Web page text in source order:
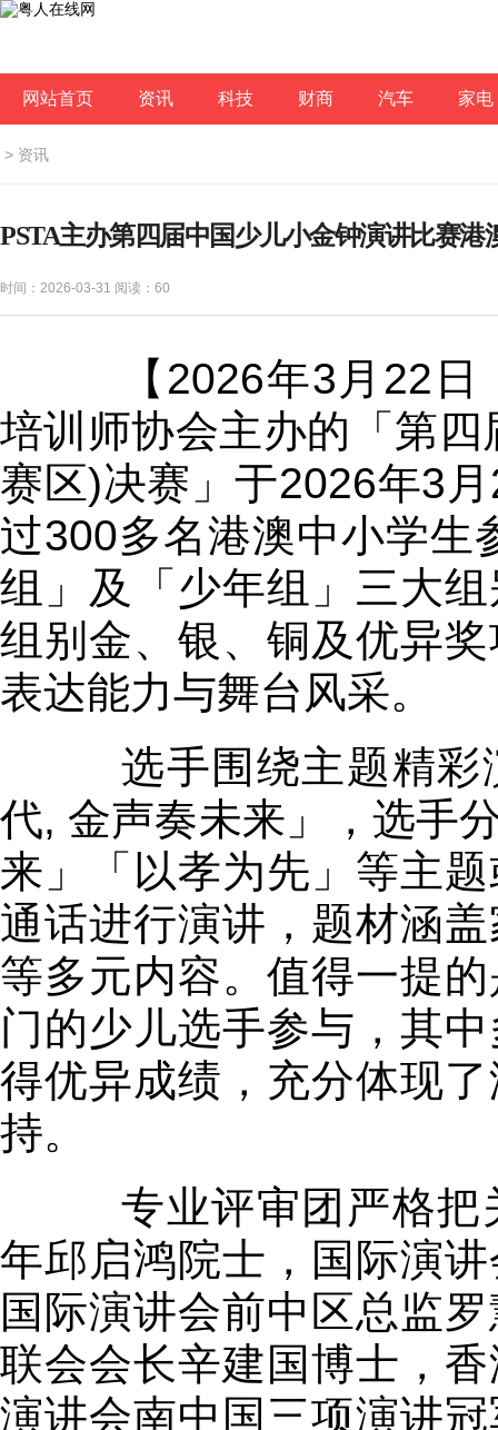
网站首页 资讯 科技 财商 汽车 家电
> 资讯
PSTA主办第四届中国少儿小金钟演讲比赛港
时间：2026-03-31 阅读： 60
【2026年3月22日
培训师协会主办的「第
赛区)决赛」于2026年3
过300多名港澳中小学生
组」及「少年组」三大
组别金、银、铜及优异
表达能力与舞台风采。
选手围绕主题精彩
代, 金声奏未来」，选手
来」「以孝为先」等主
通话进行演讲，题材涵
等多元内容。值得一提
门的少儿选手参与，其
得优异成绩，充分体现
持。
专业评审团严格把
年邱启鸿院士，国际演
国际演讲会前中区总监
联会会长辛建国博士，
演讲会南中国三项演讲